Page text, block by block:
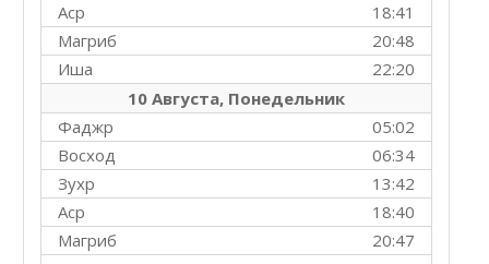
18:41
Аср
20:48
Магриб
22:20
Иша
10 Августа, Понедельник
05:02
Фаджр
06:34
Восход
13:42
Зухр
18:40
Аср
20:47
Магриб